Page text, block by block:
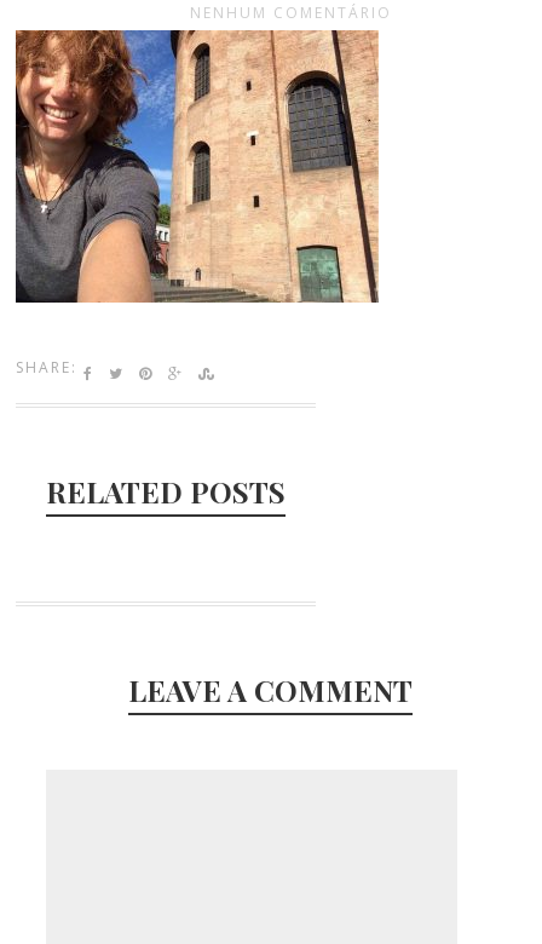
NENHUM COMENTÁRIO
SHARE:
RELATED POSTS
LEAVE A COMMENT